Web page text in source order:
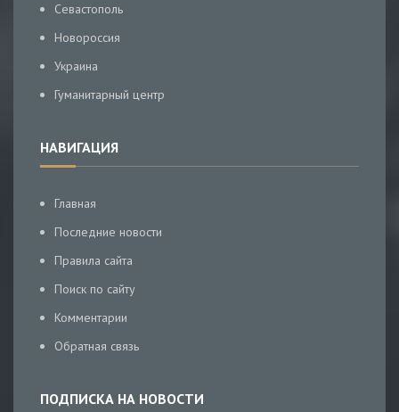
Севастополь
Новороссия
Украина
Гуманитарный центр
НАВИГАЦИЯ
Главная
Последние новости
Правила сайта
Поиск по сайту
Комментарии
Обратная связь
ПОДПИСКА НА НОВОСТИ